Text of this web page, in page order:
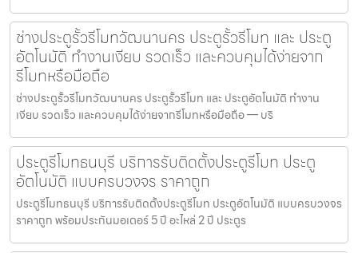
ช่างประตูรั้วรีโมทวัฒนานคร ประตูรั้วรีโมท และ ประตู
อัตโนมัติ ทำงานเงียบ รวดเร็ว และควบคุมได้ง่ายจาก
รีโมทหรือมือถือ
ช่างประตูรั้วรีโมทวัฒนานคร ประตูรั้วรีโมท และ ประตูอัตโนมัติ ทำงาน
เงียบ รวดเร็ว และควบคุมได้ง่ายจากรีโมทหรือมือถือ — บริ
ประตูรีโมทธนบุรี บริการรับติดตั้งประตูรีโมท ประตู
อัตโนมัติ แบบครบวงจร ราคาถูก
ประตูรีโมทธนบุรี บริการรับติดตั้งประตูรีโมท ประตูอัตโนมัติ แบบครบวงจร
ราคาถูก พร้อมประกันมอเตอร์ 5 ปี อะไหล่ 2 ปี ประตูร